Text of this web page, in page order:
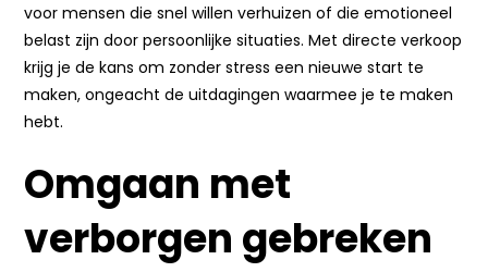
voor mensen die snel willen verhuizen of die emotioneel
belast zijn door persoonlijke situaties. Met directe verkoop
krijg je de kans om zonder stress een nieuwe start te
maken, ongeacht de uitdagingen waarmee je te maken
hebt.
Omgaan met
verborgen gebreken